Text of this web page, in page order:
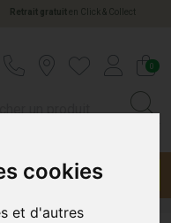
cookies
et d'autres
Retrait gratuiten Click & Collect
0
Promotions